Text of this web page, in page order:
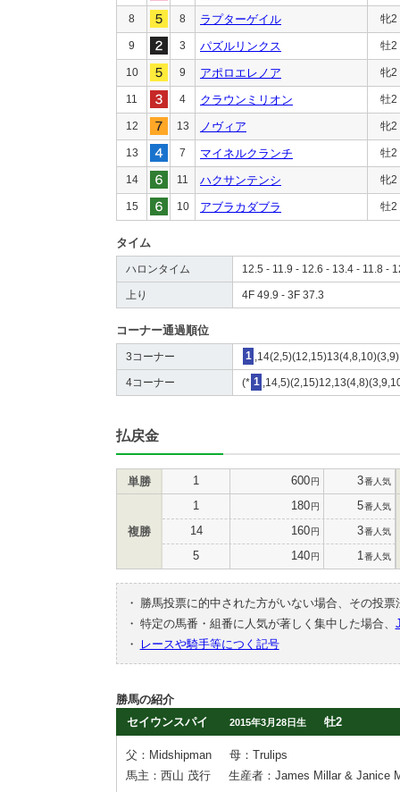
8 8 ラプターゲイル 牝2
9 3 パズルリンクス 牡2
10 9 アポロエレノア 牝2
11 4 クラウンミリオン 牡2
12 13 ノヴィア 牝2
13 7 マイネルクランチ 牡2
14 11 ハクサンテンシ 牝2
15 10 アブラカダブラ 牡2
タイム
ハロンタイム 12.5 - 11.9 - 12.6 - 13.4 - 11.8 -
上り 4F 49.9 - 3F 37.3
コーナー通過順位
3コーナー 1
4コーナー (* 1
払戻金
単勝 1 600円 3番人気
複勝
1 180円 5番人気
14 160円 3番人気
5 140円 1 番人気
・
勝馬投票に的中された方がいない場合、その投
・ 特定の馬番・組番に人気が著しく集中した場合、
・
レースや騎手等につく記号
勝馬の紹介
セイウンスパイ
2015年3月28日生 牡2
父：Midshipman
母：Trulips
馬主：西山 茂行
生産者：James Millar & Janice